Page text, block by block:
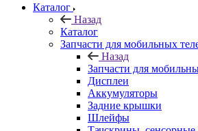
Каталог
Назад
Каталог
Запчасти для мобильных
Назад
Запчасти для
Дисплеи
Аккумуляторы
Задние крышки
Шлейфы